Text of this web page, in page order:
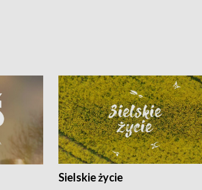
Sielskie życie